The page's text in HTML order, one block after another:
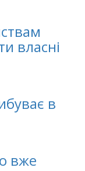
власні
в
вже